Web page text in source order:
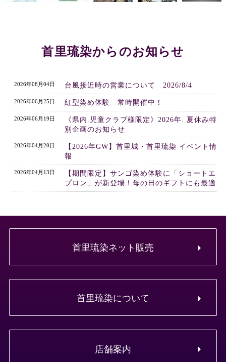
首里琉染からのお知らせ
2026年08月04日 台風接近時の営業について 2026/8/4
2026年06月25日 紅型染め体験 常時開催中！
2026年06月19日
《県内.児童クラブ様限定》2026年. 夏休み特
別企画のお知らせ
2026年04月20日
【2026年GW】首里城・首里琉染 イベント情
報
2026年04月13日
【期間限定】サンゴ染め体験に「ショートエ
プロン」が新登場！母の日のギフトにも最適
首里琉染ネット販売
首里琉染について
店舗案内